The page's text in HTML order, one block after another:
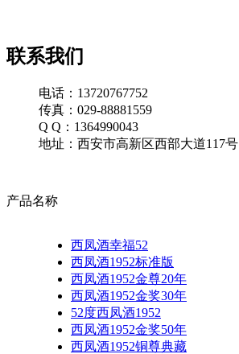
联系我们
电话：13720767752
传真：029-88881559
Q Q：1364990043
地址：西安市高新区西部大道117号
产品名称
西凤酒幸福52
西凤酒1952标准版
西凤酒1952金尊20年
西凤酒1952金奖30年
52度西凤酒1952
西凤酒1952金奖50年
西凤酒1952铜尊典藏